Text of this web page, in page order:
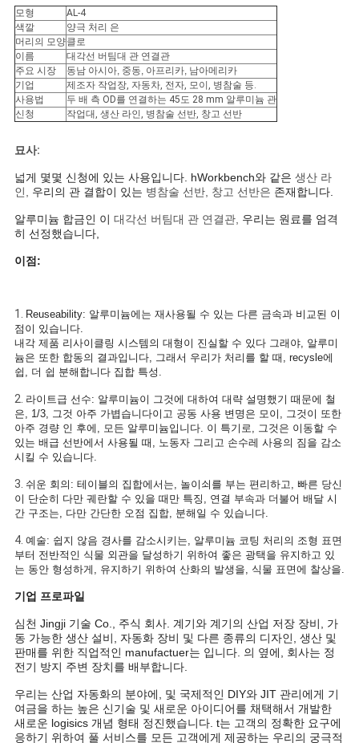
청
하
십
시
오
사
이
트
개
인
정
보
보
호
정
책
모형
AL-4
색깔
양극 처리 은
머리의 모양클로
이름
대각선 버팀대 관 연결관
주요 시장
동남 아시아, 중동, 아프리카, 남아메리카
기업
제조자 작업장, 자동차, 전자, 모이, 병참술 등.
사용법
두 배 측 OD를 연결하는 45도 28 mm 알루미늄 관
신청
작업대, 생산 라인, 병참술 선반, 창고 선반
묘사:
넓게 몇몇 신청에 있는 사용입니다. hWorkbench와 같은 생산 라
인, 우리의 관 결합이 있는 병참술 선반, 창고 선반은 존재합니다.
알루미늄 합금인 이 대각선 버팀대 관 연결관, 우리는 원료를 엄격
히 선정했습니다,
이점:
1. Reuseability: 알루미늄에는 재사용될 수 있는 다른 금속과 비교된 이
점이 있습니다.
내각 제품 리사이클링 시스템의 대형이 진실할 수 있다 그래야, 알루미
늄은 또한 합동의 결과입니다, 그래서 우리가 처리를 할 때, recysle에
쉽, 더 쉽 분해합니다 집합 특성.
2. 라이트급 선수: 알루미늄이 그것에 대하여 대략 설명했기 때문에 철
은, 1/3, 그것 아주 가볍습니다이고 공동 사용 변명은 모이, 그것이 또한
아주 경량 인 후에, 모든 알루미늄입니다. 이 특기로, 그것은 이동할 수
있는 배급 선반에서 사용될 때, 노동자 그리고 손수레 사용의 짐을 감소
시킬 수 있습니다.
3. 쉬운 회의: 테이블의 집합에서는, 놀이쇠를 부는 편리하고, 빠른 당신
이 단순히 다만 궤란할 수 있을 때만 특징, 연결 부속과 더불어 배달 시
간 구조는, 다만 간단한 오점 집합, 분해일 수 있습니다.
4. 예술: 쉽지 않음 경사를 감소시키는, 알루미늄 코팅 처리의 조형 표면
부터 전반적인 식물 외관을 달성하기 위하여 좋은 광택을 유지하고 있
는 동안 형성하게, 유지하기 위하여 산화의 발생을, 식물 표면에 찰상을.
기업 프로파일
심천 Jingji 기술 Co., 주식 회사. 계기와 계기의 산업 저장 장비, 가
동 가능한 생산 설비, 자동화 장비 및 다른 종류의 디자인, 생산 및
판매를 위한 직업적인 manufactuer는 입니다. 의 옆에, 회사는 정
전기 방지 주변 장치를 배부합니다.
우리는 산업 자동화의 분야에, 및 국제적인 DIY와 JIT 관리에게 기
여금을 하는 높은 신기술 및 새로운 아이디어를 채택해서 개발한
새로운 logisics 개념 형태 정진했습니다. t는 고객의 정확한 요구에
응하기 위하여 풀 서비스를 모든 고객에게 제공하는 우리의 궁극적